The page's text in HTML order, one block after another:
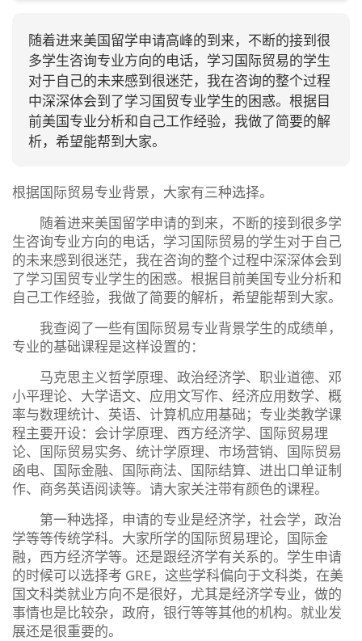
随着进来美国留学申请高峰的到来，不断的接到很
多学生咨询专业方向的电话，学习国际贸易的学生
对于自己的未来感到很迷茫，我在咨询的整个过程
中深深体会到了学习国贸专业学生的困惑。根据目
前美国专业分析和自己工作经验，我做了简要的解
析，希望能帮到大家。
根据国际贸易专业背景，大家有三种选择。
随着进来美国留学申请的到来，不断的接到很多学
生咨询专业方向的电话，学习国际贸易的学生对于自己
的未来感到很迷茫，我在咨询的整个过程中深深体会到
了学习国贸专业学生的困惑。根据目前美国专业分析和
自己工作经验，我做了简要的解析，希望能帮到大家。
我查阅了一些有国际贸易专业背景学生的成绩单，
专业的基础课程是这样设置的：
马克思主义哲学原理、政治经济学、职业道德、邓
小平理论、大学语文、应用文写作、经济应用数学、概
率与数理统计、英语、计算机应用基础；专业类教学课
程主要开设：会计学原理、西方经济学、国际贸易理
论、国际贸易实务、统计学原理、市场营销、国际贸易
函电、国际金融、国际商法、国际结算、进出口单证制
作、商务英语阅读等。请大家关注带有颜色的课程。
第一种选择，申请的专业是经济学，社会学，政治
学等等传统学科。大家所学的国际贸易理论，国际金
融，西方经济学等。还是跟经济学有关系的。学生申请
的时候可以选择考 GRE，这些学科偏向于文科类，在美
国文科类就业方向不是很好，尤其是经济学专业，做的
事情也是比较杂，政府，银行等等其他的机构。就业发
展还是很重要的。